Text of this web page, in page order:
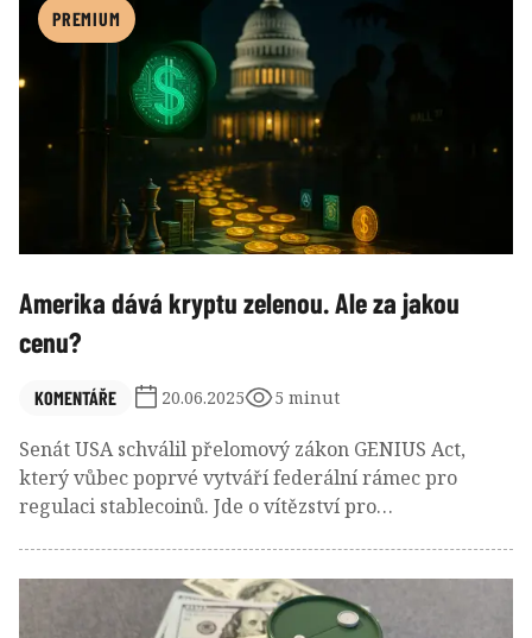
PREMIUM
Amerika dává kryptu zelenou. Ale za jakou
cenu?
KOMENTÁŘE 20.06.2025 5 minut
Senát USA schválil přelomový zákon GENIUS Act,
který vůbec poprvé vytváří federální rámec pro
regulaci stablecoinů. Jde o vítězství pro
digitální dolar, ale i důvěryhodnost americké
regulace, role prezidenta a mocenský boj mezi